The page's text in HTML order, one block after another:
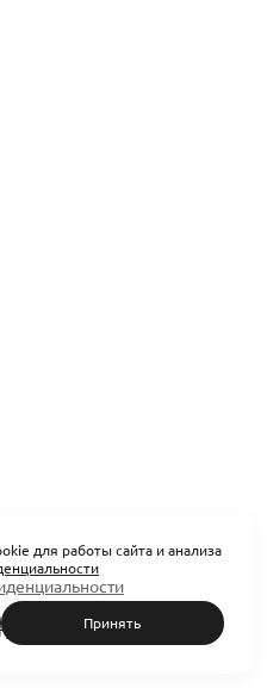
для работы сайта и анализа
Принять